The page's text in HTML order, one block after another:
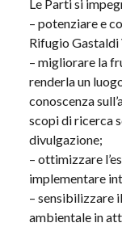
Le Parti si
– potenziare e
Rifugio Gastaldi
– migliorare la
renderla un
conoscenza
scopi di ricerca
divulgazione;
– ottimizzare
implementare
– sensibilizzare
ambientale in